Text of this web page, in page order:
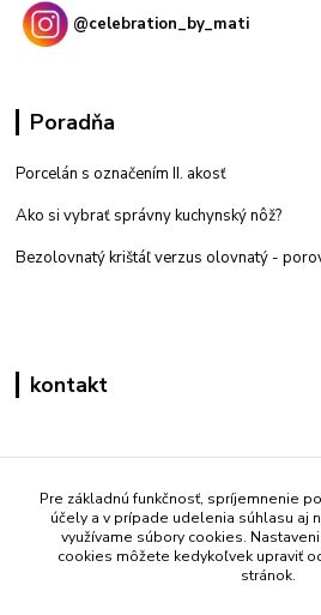
@celebration_by_mati
Poradňa
Porcelán s označením II. akosť
Ako si vybrať správny kuchynský nôž?
Bezolovnatý krištáľ verzus olovnatý -
kontakt
+421 908 861 051
(Po - Pia 7:30-15:30)
info@mati.sk
Pre základnú funkčnosť, spríjemnenie
účely a v prípade udelenia súhlasu aj
využívame súbory cookies.
cookies môžete kedykoľvek upraviť
stránok.